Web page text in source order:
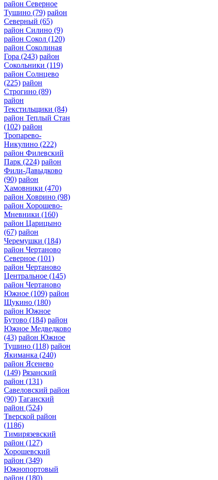
район Северное
Тушино (79) район
Северный (65)
район Силино (9)
район Сокол (120)
район Соколиная
Гора (243) район
Сокольники (119)
район Солнцево
(225) район
Строгино (89)
район
Текстильщики (84)
район Теплый Стан
(102) район
Тропарево-
Никулино (222)
район Филевский
Парк (224) район
Фили-Давыдково
(90) район
Хамовники (470)
район Ховрино (98)
район Хорошево-
Мневники (160)
район Царицыно
(67) район
Черемушки (184)
район Чертаново
Северное (101)
район Чертаново
Центральное (145)
район Чертаново
Южное (109) район
Щукино (180)
район Южное
Бутово (184) район
Южное Медведково
(43) район Южное
Тушино (118) район
Якиманка (240)
район Ясенево
(149) Рязанский
район (131)
Савеловский район
(90) Таганский
район (524)
Тверской район
(1186)
Тимирязевский
район (127)
Хорошевский
район (349)
Южнопортовый
район (180)